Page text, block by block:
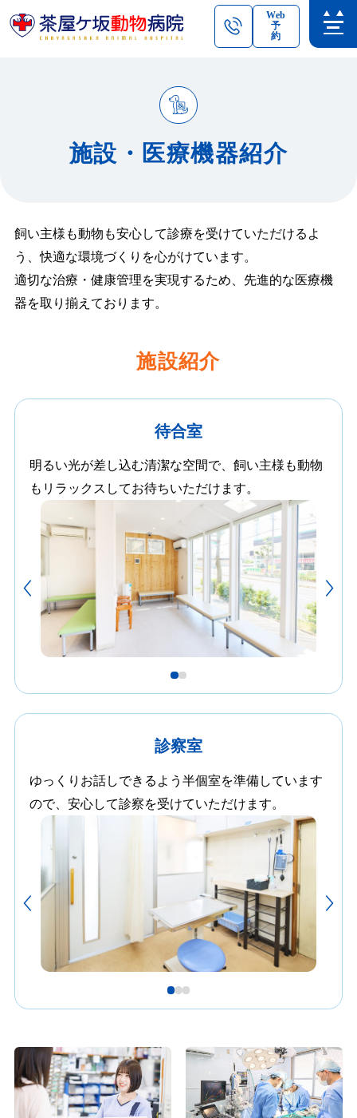
Web
予
約
施設・医療機器紹介
飼い主様も動物も安心して診療を受けていただけるよ
う、快適な環境づくりを心がけています。
適切な治療・健康管理を実現するため、先進的な医療機
器を取り揃えております。
施設紹介
待合室
明るい光が差し込む清潔な空間で、飼い主様も動物
もリラックスしてお待ちいただけます。
2
診察室
ゆっくりお話しできるよう半個室を準備しています
ので、安心して診察を受けていただけます。
23